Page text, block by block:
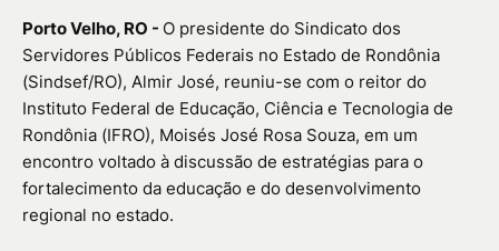
Porto Velho, RO - O presidente do Sindicato dos
Servidores Públicos Federais no Estado de Rondônia
(Sindsef/RO), Almir José, reuniu-se com o reitor do
Instituto Federal de Educação, Ciência e Tecnologia de
Rondônia (IFRO), Moisés José Rosa Souza, em um
encontro voltado à discussão de estratégias para o
fortalecimento da educação e do desenvolvimento
regional no estado.